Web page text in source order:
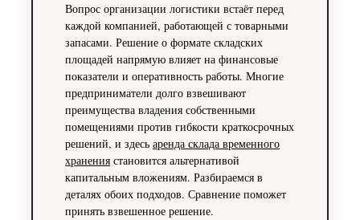
Вопрос организации логистики встаёт перед
каждой компанией, работающей с товарными
запасами. Решение о формате складских
площадей напрямую влияет на финансовые
показатели и оперативность работы. Многие
предприниматели долго взвешивают
преимущества владения собственными
помещениями против гибкости краткосрочных
решений, и здесь аренда склада временного
хранениястановится альтернативой
капитальным вложениям. Разбираемся в
деталях обоих подходов. Сравнение поможет
принять взвешенное решение.